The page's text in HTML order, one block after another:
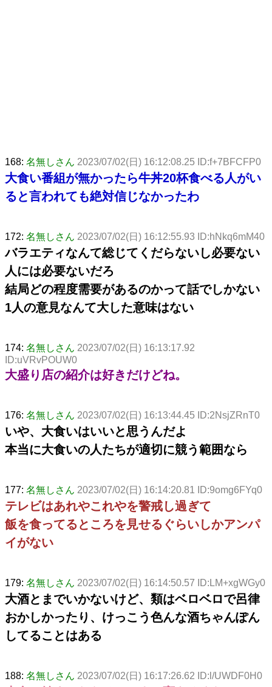
168: 名無しさん 2023/07/02(日) 16:12:08.25 ID:f+7BFCFP0
大食い番組が無かったら牛丼20杯食べる人がい
ると言われても絶対信じなかったわ
172: 名無しさん 2023/07/02(日) 16:12:55.93 ID:hNkq6mM40
バラエティなんて総じてくだらないし必要ない
人には必要ないだろ
結局どの程度需要があるのかって話でしかない
1人の意見なんて大した意味はない
174: 名無しさん 2023/07/02(日) 16:13:17.92
ID:uVRvPOUW0
大盛り店の紹介は好きだけどね。
176: 名無しさん 2023/07/02(日) 16:13:44.45 ID:2NsjZRnT0
いや、大食いはいいと思うんだよ
本当に大食いの人たちが適切に競う範囲なら
177: 名無しさん 2023/07/02(日) 16:14:20.81 ID:9omg6FYq0
テレビはあれやこれやを警戒し過ぎて
飯を食ってるところを見せるぐらいしかアンパ
イがない
179: 名無しさん 2023/07/02(日) 16:14:50.57 ID:LM+xgWGy0
大酒とまでいかないけど、類はベロベロで呂律
おかしかったり、けっこう色んな酒ちゃんぽん
してることはある
188: 名無しさん 2023/07/02(日) 16:17:26.62 ID:l/UWDF0H0